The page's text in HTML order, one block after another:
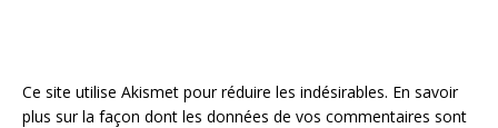
Ce site utilise Akismet pour réduire les indésirables. En savoir
plus sur la façon dont les données de vos commentaires sont